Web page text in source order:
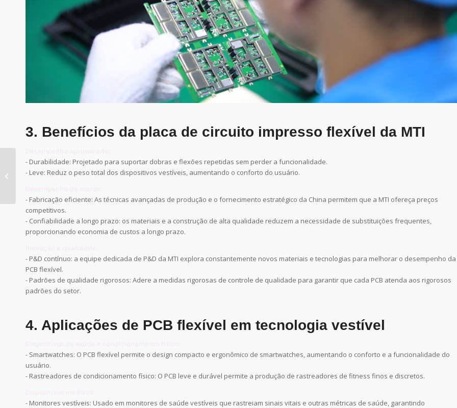
3. Benefícios da placa de circuito impresso flexível da MTI
- Durabilidade: Projetado para suportar dobras e flexões repetidas sem perder a funcionalidade.
- Leve: Reduz o peso total dos dispositivos vestíveis, aumentando o conforto do usuário.
- Fabricação eficiente: As técnicas avançadas de produção e o fornecimento estratégico da China permitem que a MTI ofereça preços
competitivos.
- Confiabilidade a longo prazo: os materiais e a construção de alta qualidade reduzem a necessidade de substituições frequentes,
proporcionando economia de custos a longo prazo.
- P&D contínuo: a equipe dedicada de P&D da MTI explora constantemente novos materiais e tecnologias para melhorar o desempenho da
PCB flexível.
- Padrões de qualidade rigorosos: Adere a medidas rigorosas de controle de qualidade para garantir que cada PCB atenda aos rigorosos
padrões do setor.
4. Aplicações de PCB flexível em tecnologia vestível
- Smartwatches: O PCB flexível permite o design compacto e ergonômico de smartwatches, aumentando o conforto e a funcionalidade do
usuário.
- Rastreadores de condicionamento físico: O PCB leve e durável permite a produção de rastreadores de fitness finos e discretos.
- Monitores vestíveis: Usado em monitores de saúde vestíveis que rastreiam sinais vitais e outras métricas de saúde, garantindo
Protótipos de PCBA de
alta precisão para